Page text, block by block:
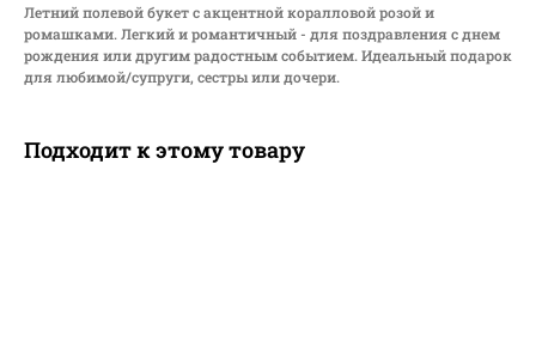
Летний полевой букет с акцентной коралловой розой и
ромашками. Легкий и романтичный - для поздравления с днем
рождения или другим радостным событием. Идеальный подарок
для любимой/супруги, сестры или дочери.
Подходит к этому товару